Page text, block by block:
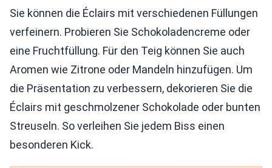
Sie können die Éclairs mit verschiedenen Füllungen
verfeinern. Probieren Sie Schokoladencreme oder
eine Fruchtfüllung. Für den Teig können Sie auch
Aromen wie Zitrone oder Mandeln hinzufügen. Um
die Präsentation zu verbessern, dekorieren Sie die
Éclairs mit geschmolzener Schokolade oder bunten
Streuseln. So verleihen Sie jedem Biss einen
besonderen Kick.